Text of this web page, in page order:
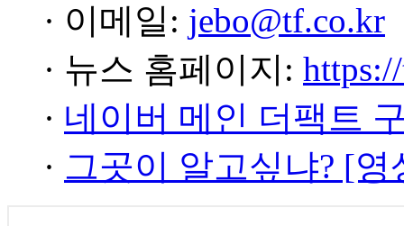
· 이메일: jebo@tf.co.kr
· 뉴스 홈페이지:
· 네이버 메인 더팩트
· 그곳이 알고싶냐? [